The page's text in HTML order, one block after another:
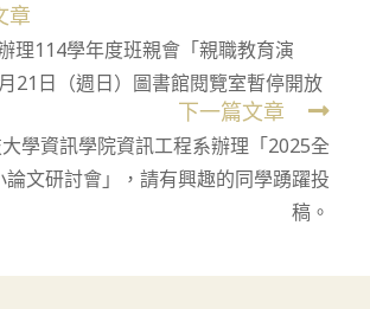
章
理114學年度班親會「親職教育演
21日（週日）圖書館閱覽室暫停開放
下一篇文章
學資訊學院資訊工程系辦理「2025全
論文研討會」，請有興趣的同學踴躍投
稿。